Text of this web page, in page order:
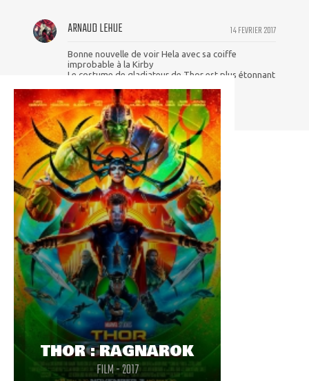
14 FEVRIER 2017
ARNAUD LEHUE
Bonne nouvelle de voir Hela avec sa coiffe
improbable à la Kirby
Le costume de gladiateur de Thor est plus étonnant
THOR : RAGNAROK
FILM - 2017